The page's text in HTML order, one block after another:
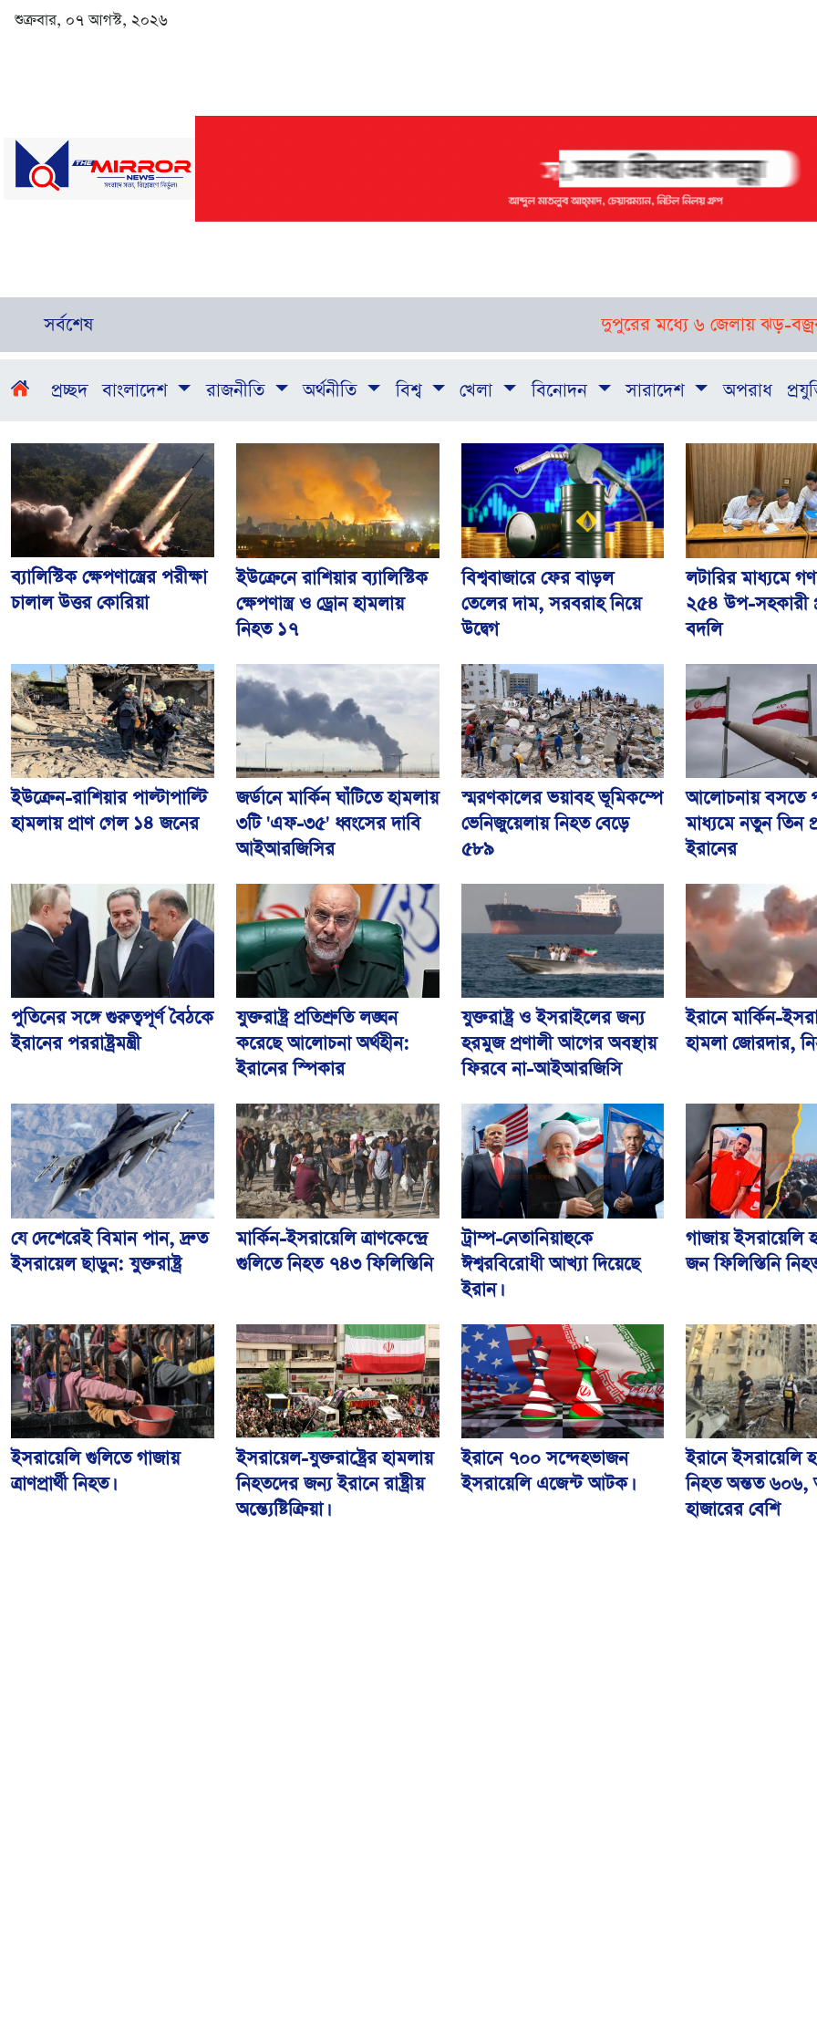
শুক্রবার, ০৭ আগস্ট, ২০২৬
সর্বশেষ দুপুরের মধ্যে ৬ জেলায় ঝড়-বজ্রবৃষ্টির
প্রচ্ছদ বাংলাদেশ রাজনীতি অর্থনীতি বিশ্ব খেলা বিনোদন সারাদেশ অপরাধ
ব্যালিস্টিক ক্ষেপণাস্ত্রের পরীক্ষা
চালাল উত্তর কোরিয়া
ইউক্রেনে রাশিয়ার ব্যালিস্টিক
ক্ষেপণাস্ত্র ও ড্রোন হামলায়
নিহত ১৭
বিশ্ববাজারে ফের বাড়ল
তেলের দাম, সরবরাহ নিয়ে
উদ্বেগ
লটারির মাধ্যমে
২৫৪ উপ-সহকারী
বদলি
ইউক্রেন-রাশিয়ার পাল্টাপাল্টি
হামলায় প্রাণ গেল ১৪ জনের
জর্ডানে মার্কিন ঘাঁটিতে হামলায়
৩টি 'এফ-৩৫' ধ্বংসের দাবি
আইআরজিসির
স্মরণকালের ভয়াবহ ভূমিকম্পে
ভেনিজুয়েলায় নিহত বেড়ে
৫৮৯
আলোচনায় বসতে
মাধ্যমে নতুন তিন
ইরানের
পুতিনের সঙ্গে গুরুত্বপূর্ণ বৈঠকে
ইরানের পররাষ্ট্রমন্ত্রী
যুক্তরাষ্ট্র প্রতিশ্রুতি লঙ্ঘন
করেছে আলোচনা অর্থহীন:
ইরানের স্পিকার
যুক্তরাষ্ট্র ও ইসরাইলের জন্য
হরমুজ প্রণালী আগের অবস্থায়
ফিরবে না-আইআরজিসি
ইরানে মার্কিন-
হামলা জোরদার,
যে দেশেরেই বিমান পান, দ্রুত
ইসরায়েল ছাড়ুন: যুক্তরাষ্ট্র
মার্কিন-ইসরায়েলি ত্রাণকেন্দ্রে
গুলিতে নিহত ৭৪৩ ফিলিস্তিনি
ট্রাম্প-নেতানিয়াহুকে
ঈশ্বরবিরোধী আখ্যা দিয়েছে
ইরান।
গাজায় ইসরায়েলি
জন ফিলিস্তিনি
ইসরায়েলি গুলিতে গাজায়
ত্রাণপ্রার্থী নিহত।
ইসরায়েল-যুক্তরাষ্ট্রের হামলায়
নিহতদের জন্য ইরানে রাষ্ট্রীয়
অন্ত্যেষ্টিক্রিয়া।
ইরানে ৭০০ সন্দেহভাজন
ইসরায়েলি এজেন্ট আটক।
ইরানে ইসরায়েলি
নিহত অন্তত
হাজারের বেশি